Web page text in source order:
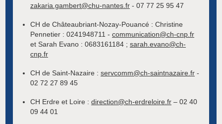
zakaria.gambert@chu-nantes.fr - 07 77 25 95 47
CH de Châteaubriant-Nozay-Pouancé : Christine
Pennetier : 0241948711 - communication@ch-cnp.fr
et Sarah Evano : 0683161184 ; sarah.evano@ch-
cnp.fr
CH de Saint-Nazaire : servcomm@ch-saintnazaire.fr -
02 72 27 89 45
CH Erdre et Loire : direction@ch-erdreloire.fr – 02 40
09 44 01